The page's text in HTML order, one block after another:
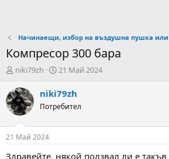
Начинаещи, избор на въздушна пушка или
Компресор 300 бара
А
т
о
р
н
а
т
е
niki79zh
Н
ч
л
Д
а
21 Май 2024
niki79zh
Потребител
21 Май 2024
Здравейте, някой ползвал ли е